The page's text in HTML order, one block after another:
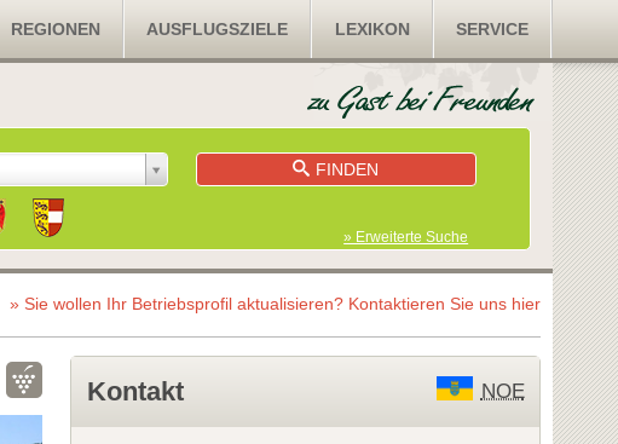
REGIONEN AUSFLUGSZIELE LEXIKON SERVICE
FINDEN
» Erweiterte Suche
» Sie wollen Ihr Betriebsprofil aktualisieren? Kontaktieren Sie uns hier
Kontakt NOE